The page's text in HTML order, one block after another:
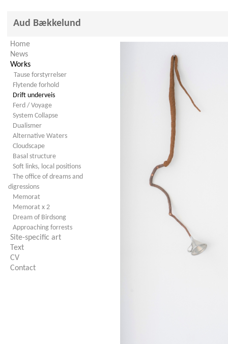
Aud Bækkelund
Home
News
Works
Tause forstyrrelser
Flytende forhold
Drift underveis
Ferd / Voyage
System Collapse
Dualismer
Alternative Waters
Cloudscape
Basal structure
Soft links, local positions
The office of dreams and
digressions
Memorat
Memorat x 2
Dream of Birdsong
Approaching forrests
Site-specific art
Text
CV
Contact